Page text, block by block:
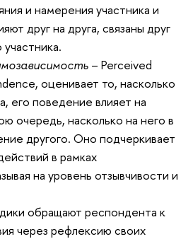
и намерения участника и
друг на друга, связаны друг
– Perceived
оценивает то, насколько
его поведение влияет на
очередь, насколько на него в
другого. Оно подчеркивает
в рамках
на уровень отзывчивости и
обращают респондента к
через рефлексию своих